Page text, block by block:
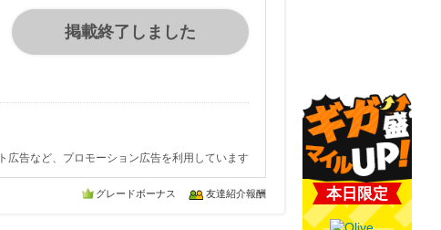
掲載終了しました
広告など、プロモーション広告を利用しています
グレードボーナス 友達紹介報酬 本日限定